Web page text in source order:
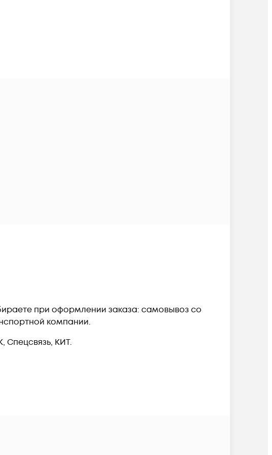
при оформлении заказа: самовывоз со
компании.
Спецсвязь, КИТ.